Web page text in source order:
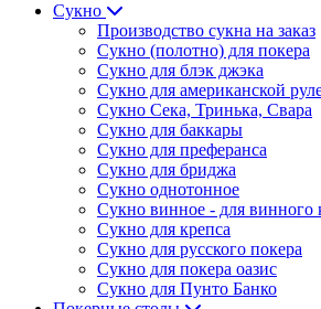
Сукно
Производство сукна на заказ
Сукно (полотно) для покера
Сукно для блэк джэка
Сукно для американской
Сукно Сека, Тринька, Свара
Сукно для баккары
Сукно для преферанса
Сукно для бриджа
Сукно однотонное
Сукно винное - для винного
Сукно для крепса
Сукно для русского покера
Сукно для покера оазис
Сукно для Пунто Банко